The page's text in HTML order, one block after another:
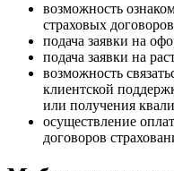
возможность
страховых
подача заявки на
подача заявки на
возможность
клиентской
или получения
осуществление
договоров